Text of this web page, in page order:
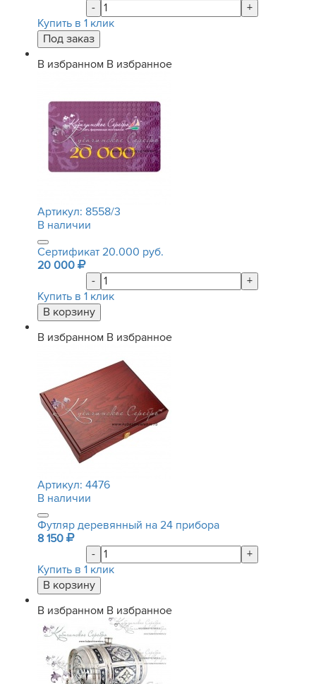
-
+
Купить в 1 клик
В избранном В избранное
Артикул: 8558/3
В наличии
Сертификат 20.000 руб.
20 000
-
+
Купить в 1 клик
В избранном В избранное
Артикул: 4476
В наличии
Футляр деревянный на 24 прибора
8 150
-
+
Купить в 1 клик
В избранном В избранное